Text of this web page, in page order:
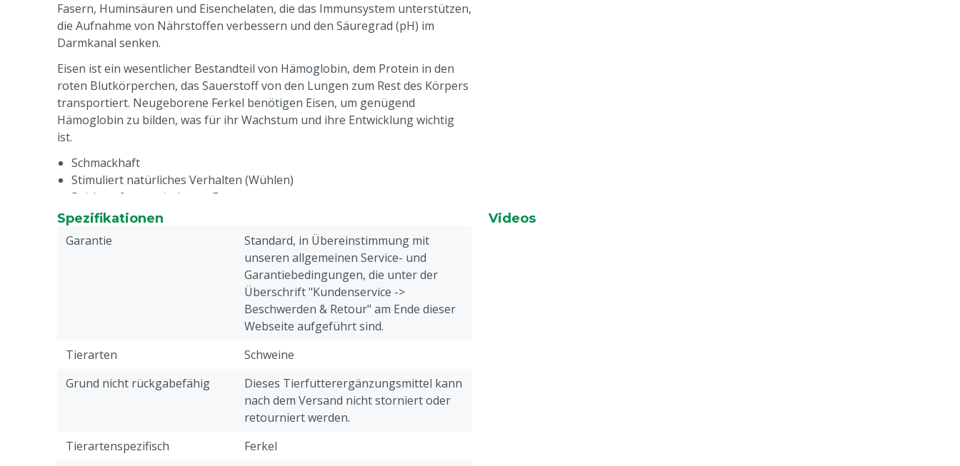
Fasern, Huminsäuren und Eisenchelaten, die das Immunsystem unterstützen,
die Aufnahme von Nährstoffen verbessern und den Säuregrad (pH) im
Darmkanal senken.
Eisen ist ein wesentlicher Bestandteil von Hämoglobin, dem Protein in den
roten Blutkörperchen, das Sauerstoff von den Lungen zum Rest des Körpers
transportiert. Neugeborene Ferkel benötigen Eisen, um genügend
Hämoglobin zu bilden, was für ihr Wachstum und ihre Entwicklung wichtig
ist.
Schmackhaft
Stimuliert natürliches Verhalten (Wühlen)
Reich an fermentierbaren Fasern
Natürliche Quelle von Huminsäuren
Spezifikationen
Garantie
Standard, in Übereinstimmung mit
unseren allgemeinen Service- und
Garantiebedingungen, die unter der
Überschrift "Kundenservice ->
Beschwerden & Retour" am Ende dieser
Webseite aufgeführt sind.
Tierarten
Schweine
Grund nicht rückgabefähig
Dieses Tierfutterergänzungsmittel kann
nach dem Versand nicht storniert oder
retourniert werden.
Tierartenspezifisch
Ferkel
Videos